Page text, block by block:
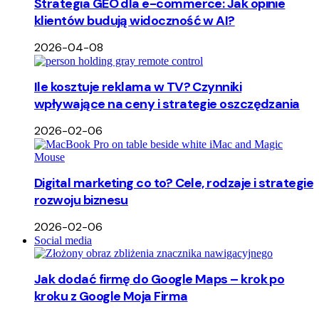
Strategia GEO dla e-commerce: Jak opinie
klientów budują widoczność w AI?
2026-04-08
Ile kosztuje reklama w TV? Czynniki
wpływające na ceny i strategie oszczędzania
2026-02-06
Digital marketing co to? Cele, rodzaje i strategie
rozwoju biznesu
2026-02-06
Social media
Jak dodać firmę do Google Maps – krok po
kroku z Google Moja Firma